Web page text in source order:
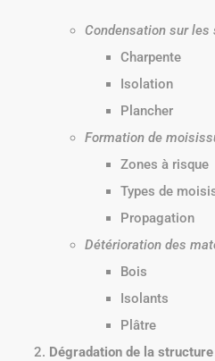
Condensation sur
Charpente
Isolation
Plancher
Formation de
Zones à risque
Types de
Propagation
Détérioration des
Bois
Isolants
Plâtre
Dégradation de la structure